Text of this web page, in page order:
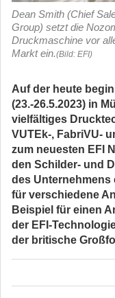
Dean Smith (Chief
Group) setzt die
Druckmaschine vor
Markt ein.(Bild: EFI)
Auf der heute
(23.-26.5.2023) in
vielfältiges
VUTEk-, FabriVU-
zum neuesten EFI
den Schilder- und
des Unternehmens
für verschiedene
Beispiel für einen
der EFI-
der britische